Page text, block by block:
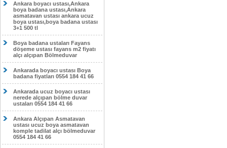
Ankara boyacı ustası,Ankara
boya badana ustası,Ankara
asmatavan ustası ankara ucuz
boya ustası,boya badana ustası
3+1 500 tl
Boya badana ustaları Fayans
döşeme ustası fayans m2 fiyatı
alçı alçıpan Bölmeduvar
Ankarada boyacı ustası Boya
badana fiyatları 0554 184 41 66
Ankarada ucuz boyacı ustası
nerede alçıpan bölme duvar
ustaları 0554 184 41 66
Ankara Alçıpan Asmatavan
ustası ucuz boya asmatavan
komple tadilat alçı bölmeduvar
0554 184 41 66